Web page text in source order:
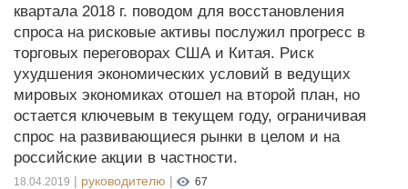
квартала 2018 г. поводом для восстановления
спроса на рисковые активы послужил прогресс в
торговых переговорах США и Китая. Риск
ухудшения экономических условий в ведущих
мировых экономиках отошел на второй план, но
остается ключевым в текущем году, ограничивая
спрос на развивающиеся рынки в целом и на
российские акции в частности.
18.04.2019 | руководителю | 67